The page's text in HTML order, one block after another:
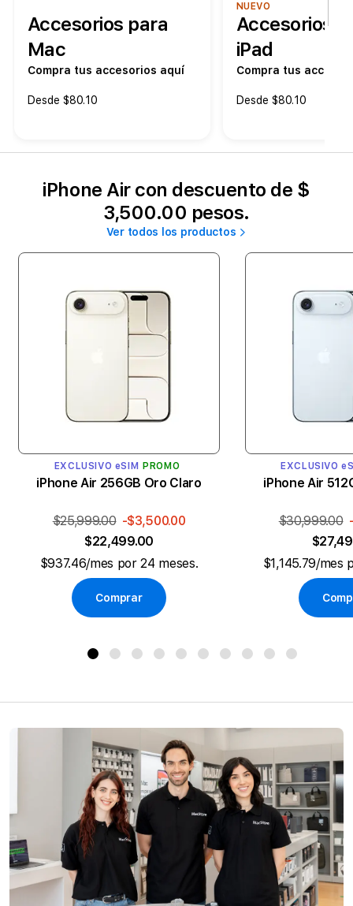
Accesorios para
Mac
Compra tus accesorios aquí
Desde $80.10
NUEVO
Accesorios
iPad
Compra tus
Desde $80.10
iPhone Air con descuento de $
3,500.00 pesos.
Ver todos los productos
EXCLUSIVO eSIM PROMO
iPhone Air 256GB Oro Claro
$25,999.00 -$3,500.00
$22,499.00
$937.46/mes por 24 meses.
Comprar
EXCLUSIVO
iPhone Air
$30,999.00
$1,145.79/mes